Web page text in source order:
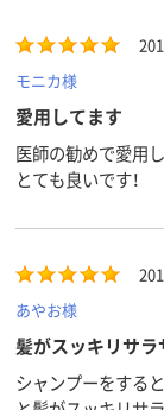
モニカ様
愛用してます
医師の勧めで愛用
とても良いです！
あやお様
髪がスッキリサ
シャンプーをする